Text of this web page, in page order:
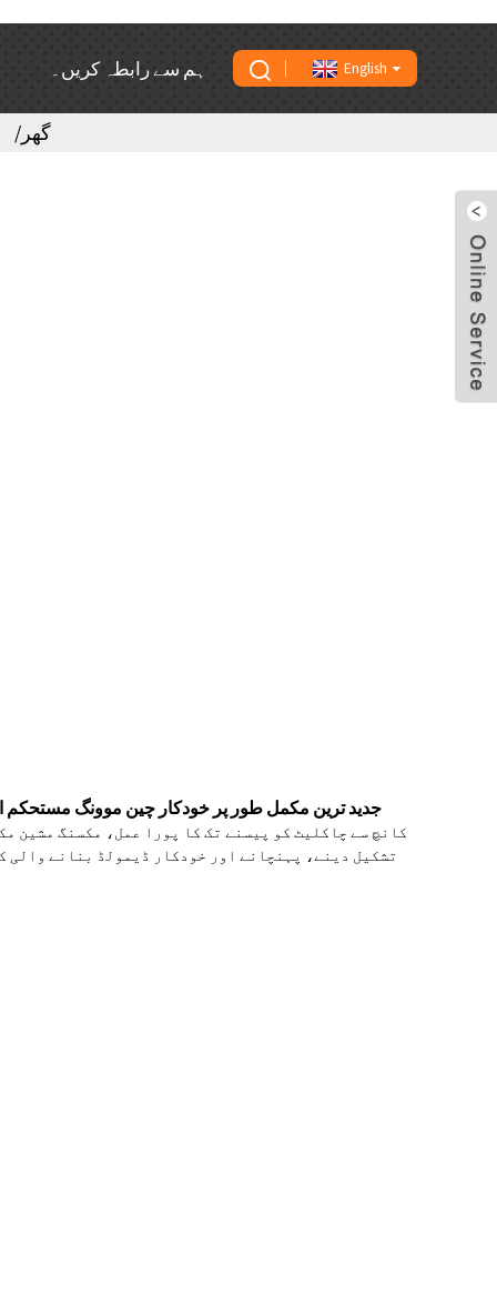
ہم سے رابطہ کریں۔ English
گھر
جدید ترین مکمل طور پر خودکار چین موونگ مستحکم
کانچ سے چاکلیٹ کو پیسنے تک کا پورا عمل، مکسنگ مشین
تشکیل دینے، پہنچانے اور خودکار ڈیمولڈ بنانے